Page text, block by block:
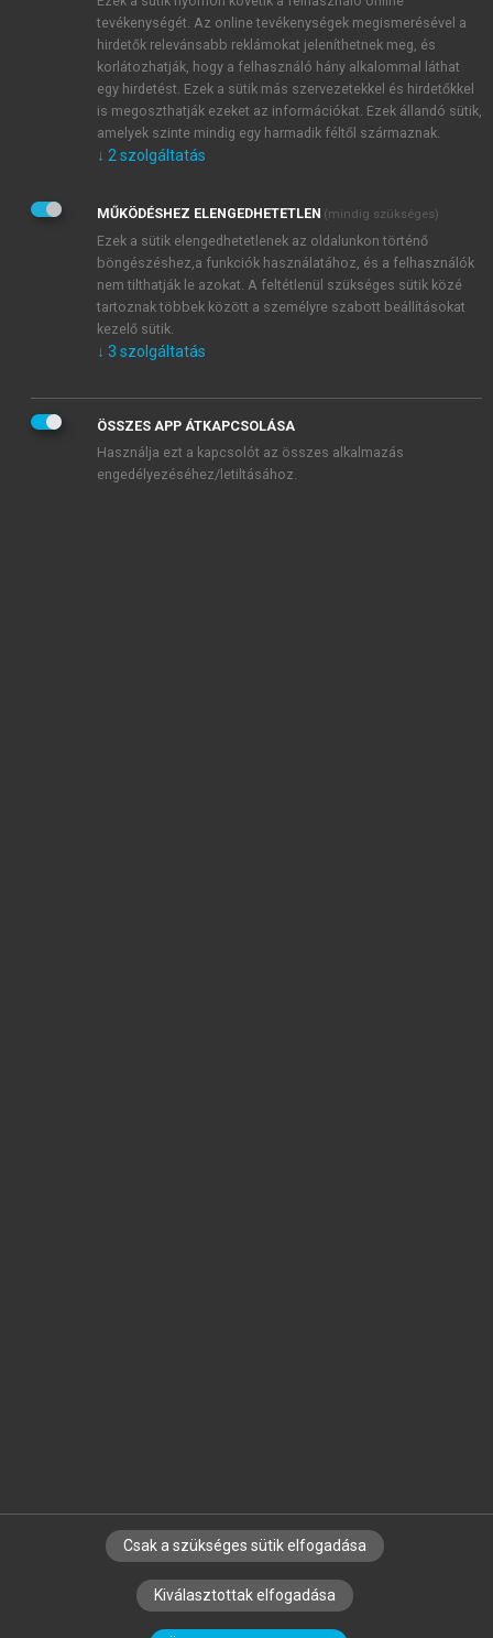
JELSZÓ ÚJRA
Kérek értesítést a MeRSZ újdonságairól, akcióiról.
Kérek értesítést az Akadémiai Kiadó Zrt. újdonságairól,
Adatkezelési tájékoztatóbanfoglaltakat tudomásul
veszem és elfogadom.
Általános vásárlási feltételeket, valamint a szotar.netés a
mersz.huoldalak licencszerződéseiben foglaltakat
tudomásul veszem és elfogadom.
KIPRÓBÁLOM
SZERZŐKNEK CÉGEKNEK KÖNYVTÁROSOKNAK
SZERKESZTÉSI ÉS LEKTORÁLÁSI ALAPELVEK
tevékenységét. Az online tevékenységek megismerésével a
hirdetők relevánsabb reklámokat jeleníthetnek meg, és
korlátozhatják, hogy a felhasználó hány alkalommal láthat
egy hirdetést. Ezek a sütik más szervezetekkel és hirdetőkkel
is megoszthatják ezeket az információkat. Ezek állandó sütik,
amelyek szinte mindig egy harmadik féltől származnak.
↓ 2 szolgáltatás
MŰKÖDÉSHEZ ELENGEDHETETLEN (mindig szükséges)
Ezek a sütik elengedhetetlenek az oldalunkon történő
böngészéshez,a funkciók használatához, és a felhasználók
nem tilthatják le azokat. A feltétlenül szükséges sütik közé
tartoznak többek között a személyre szabott beállításokat
kezelő sütik.
↓ 3 szolgáltatás
ÖSSZES APP ÁTKAPCSOLÁSA
Használja ezt a kapcsolót az összes alkalmazás
engedélyezéséhez/letiltásához.
Csak a szükséges sütik elfogadása
Kiválasztottak elfogadása